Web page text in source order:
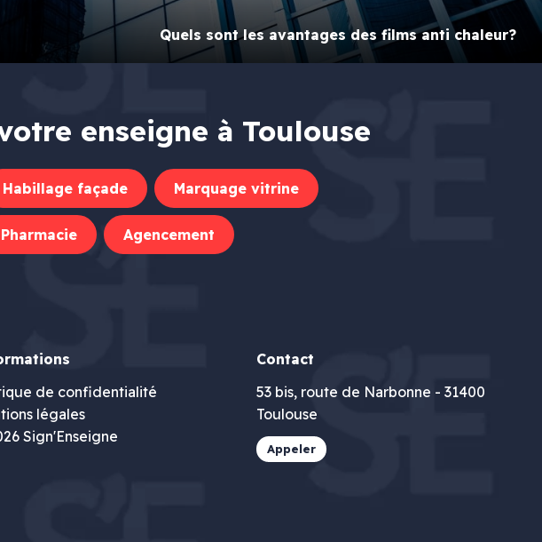
Quels sont les avantages des films anti chaleur?
enseigne à Toulouse
Habillage façade Marquage vitrine
Pharmacie Agencement
de confidentialité
légales
Sign'Enseigne
Contact
53 bis, route de Narbonne - 31400
Toulouse
Appeler